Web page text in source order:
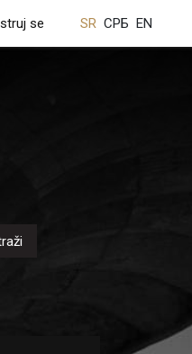
se SR СРБ EN